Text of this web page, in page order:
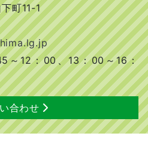
町11-1
～12：00、13：00～16：
合わせ